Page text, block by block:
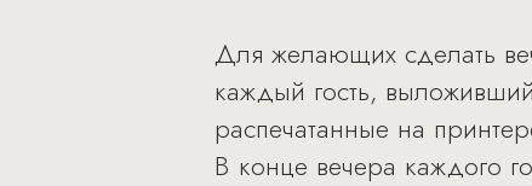
Для желающих сделать
каждый гость,
распечатанные на
В конце вечера каждого